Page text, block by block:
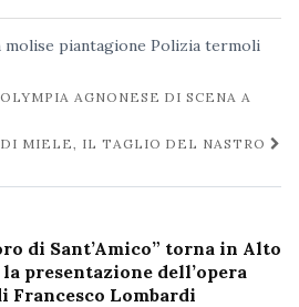
molise piantagione Polizia termoli
AGNONESE DI SCENA A
DI MIELE, IL TAGLIO DEL NASTRO
di Sant’Amico” torna in Alto
presentazione dell’opera
Francesco Lombardi